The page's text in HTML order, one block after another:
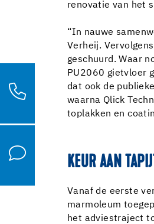
renovatie van het
“In nauwe
Verheij.
geschuurd. Waar
PU2060 gietvloer
dat ook de
waarna Qlick
toplakken en
KEUR AAN
Vanaf de eerste
marmoleum
het adviestraject